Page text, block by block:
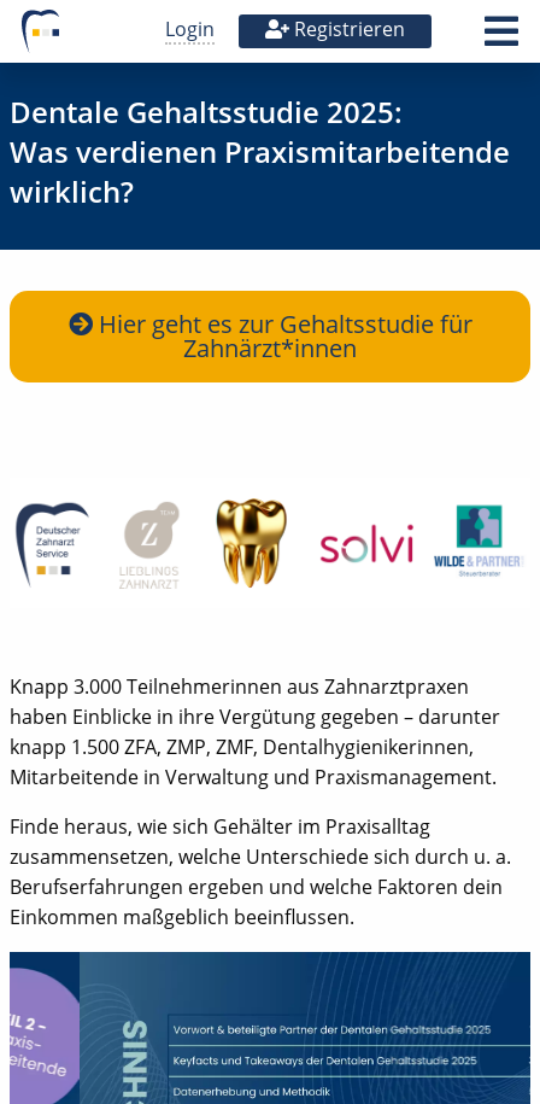
Login Registrieren
Dentale Gehaltsstudie 2025:
Was verdienen Praxismitarbeitende
wirklich?
Hier geht es zur Gehaltsstudie für
Zahnärzt*innen
Knapp 3.000 Teilnehmerinnen aus Zahnarztpraxen
haben Einblicke in ihre Vergütung gegeben – darunter
knapp 1.500 ZFA, ZMP, ZMF, Dentalhygienikerinnen,
Mitarbeitende in Verwaltung und Praxismanagement.
Finde heraus, wie sich Gehälter im Praxisalltag
zusammensetzen, welche Unterschiede sich durch u. a.
Berufserfahrungen ergeben und welche Faktoren dein
Einkommen maßgeblich beeinflussen.